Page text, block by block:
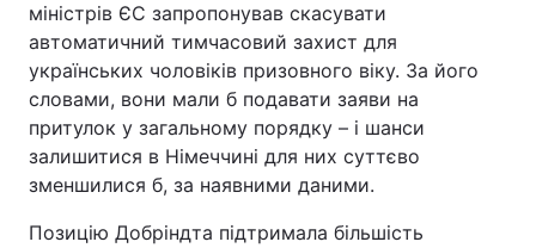
міністрів ЄС запропонував скасувати
автоматичний тимчасовий захист для
українських чоловіків призовного віку. За його
словами, вони мали б подавати заяви на
притулок у загальному порядку – і шанси
залишитися в Німеччині для них суттєво
зменшилися б, за наявними даними.
Позицію Добріндта підтримала більшість